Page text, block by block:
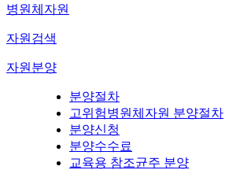
병원체자원
자원검색
자원분양
분양절차
고위험병원체자원 분양절차
분양신청
분양수수료
교육용 참조균주 분양